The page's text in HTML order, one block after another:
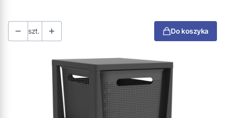
szt. Do koszyka